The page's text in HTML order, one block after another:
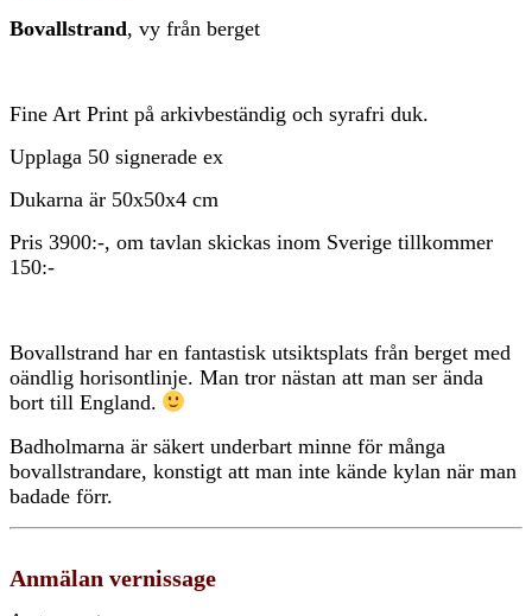
Bovallstrand, vy från berget
Fine Art Print på arkivbeständig och syrafri duk.
Upplaga 50 signerade ex
Dukarna är 50x50x4 cm
Pris 3900:-, om tavlan skickas inom Sverige tillkommer
150:-
Bovallstrand har en fantastisk utsiktsplats från berget med
oändlig horisontlinje. Man tror nästan att man ser ända
bort till England.
Badholmarna är säkert underbart minne för många
bovallstrandare, konstigt att man inte kände kylan när man
badade förr.
Anmälan vernissage